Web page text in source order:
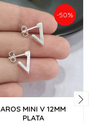
-50%
AROS MINI V 12MM
PLATA